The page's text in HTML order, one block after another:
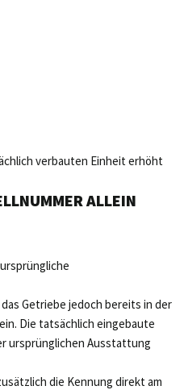
verbauten Einheit erhöht
ALLEIN
Getriebe jedoch bereits in der
Die tatsächlich eingebaute
ursprünglichen Ausstattung
die Kennung direkt am